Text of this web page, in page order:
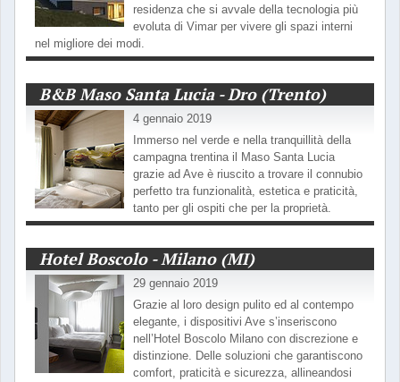
residenza che si avvale della tecnologia più
evoluta di Vimar per vivere gli spazi interni
nel migliore dei modi.
B&B Maso Santa Lucia - Dro (Trento)
4 gennaio 2019
Immerso nel verde e nella tranquillità della
campagna trentina il Maso Santa Lucia
grazie ad Ave è riuscito a trovare il connubio
perfetto tra funzionalità, estetica e praticità,
tanto per gli ospiti che per la proprietà.
Hotel Boscolo - Milano (MI)
29 gennaio 2019
Grazie al loro design pulito ed al contempo
elegante, i dispositivi Ave s’inseriscono
nell’Hotel Boscolo Milano con discrezione e
distinzione. Delle soluzioni che garantiscono
comfort, praticità e sicurezza, allineandosi